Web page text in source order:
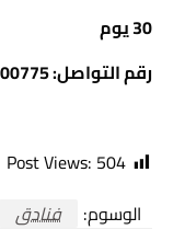
30 يوم
رقم التواصل: 01120000775
Post Views: 504
الوسوم:
فنادق